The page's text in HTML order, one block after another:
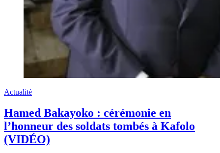
Actualité
Hamed Bakayoko : cérémonie en
l’honneur des soldats tombés à Kafolo
(VIDÉO)